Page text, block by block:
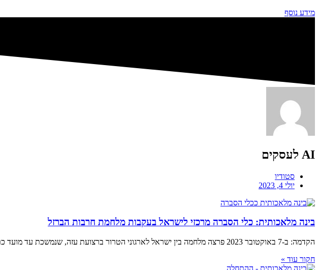
מידע נוסף
AI לעסקים
סטודיו
יולי 4, 2023
בינה מלאכותית: כלי הסברה מרכזי לישראל בעקבות מלחמת חרבות הברזל
הקדמה: ב-7 באוקטובר 2023 פרצה מלחמה בין ישראל לארגוני הטרור ברצועת עזה, שנמשכת עד מועד כתיבת מאמר זה. המלחמה מעוררת מחדש את הדיון על ישראל
חקור עוד »